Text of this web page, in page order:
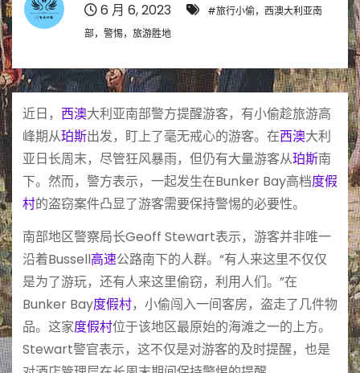
6 月 6, 2023
#旅行小偷，西澳大利亚南
部，警惕，旅游胜地
近日， 西澳大利亚南部警方提醒游客，有小偷趁旅游高
峰期从珀斯出发，盯上了毫无戒心的游客。在西澳大利
亚日长周末，尽管狂风暴雨，但仍有大量游客从珀斯南
下。然而，警方表示，一起发生在Bunker Bay高档度假
村的盗窃案件凸显了游客需要保持警惕的必要性。
南部地区警察局长Geoff Stewart表示，游客并非唯一
沿着Bussell高速公路南下的人群。“有人来这里不仅仅
是为了游玩，还有人来这里偷窃，利用人们。”在
Bunker Bay度假村，小偷闯入一间客房，盗走了几件物
品。这家度假村位于该地区最原始的海滩之一的上方。
Stewart警官表示，这不仅是对游客的及时提醒，也是